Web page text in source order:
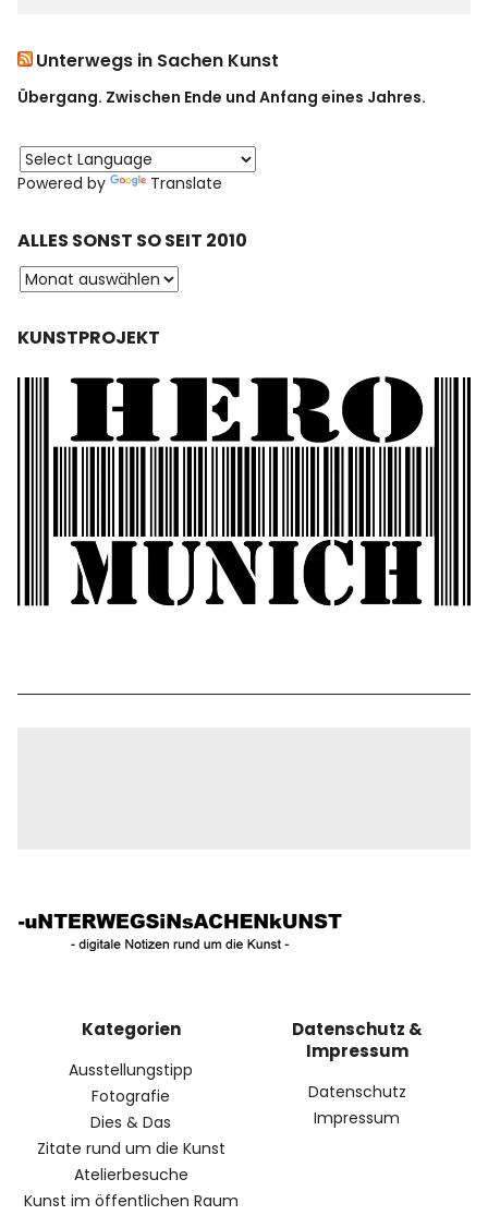
Unterwegs in Sachen Kunst
Übergang. Zwischen Ende und Anfang eines Jahres.
Powered by Translate
ALLES SONST SO SEIT 2010
KUNSTPROJEKT
Kategorien
Ausstellungstipp
Fotografie
Dies & Das
Zitate rund um die Kunst
Atelierbesuche
Kunst im öffentlichen Raum
Datenschutz &
Impressum
Datenschutz
Impressum